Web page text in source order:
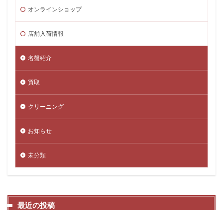
オンラインショップ
店舗入荷情報
名盤紹介
買取
クリーニング
お知らせ
未分類
最近の投稿